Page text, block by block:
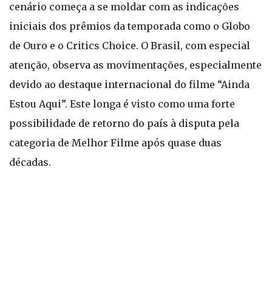
cenário começa a se moldar com as indicações
iniciais dos prêmios da temporada como o Globo
de Ouro e o Critics Choice. O Brasil, com especial
atenção, observa as movimentações, especialmente
devido ao destaque internacional do filme “Ainda
Estou Aqui”. Este longa é visto como uma forte
possibilidade de retorno do país à disputa pela
categoria de Melhor Filme após quase duas
décadas.